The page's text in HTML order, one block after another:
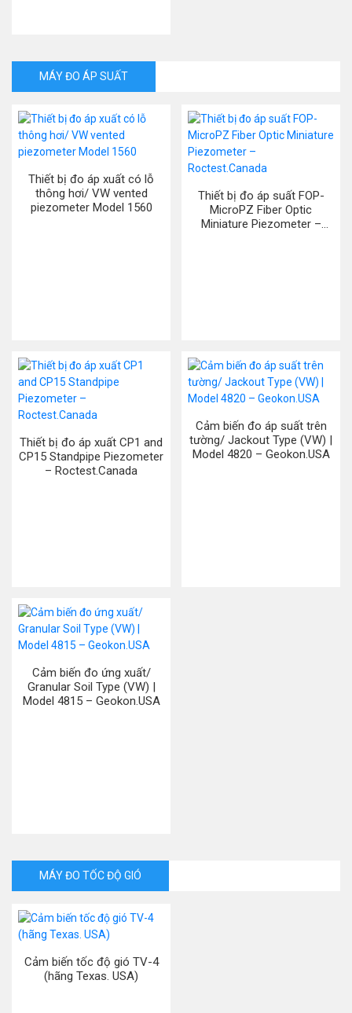
MÁY ĐO ÁP SUẤT
Thiết bị đo áp xuất có lỗ
thông hơi/ VW vented
piezometer Model 1560
Thiết bị đo áp suất FOP-
MicroPZ Fiber Optic
Miniature Piezometer –
Thiết bị đo áp xuất CP1 and
CP15 Standpipe Piezometer
– Roctest.Canada
Cảm biến đo áp suất trên
tường/ Jackout Type (VW) |
Model 4820 – Geokon.USA
Cảm biến đo ứng xuất/
Granular Soil Type (VW) |
Model 4815 – Geokon.USA
MÁY ĐO TỐC ĐỘ GIÓ
Cảm biến tốc độ gió TV-4
(hãng Texas. USA)